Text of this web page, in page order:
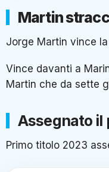
Martin
Jorge Martin vince
Vince davanti a
Martin che da sette
Assegnato il
Primo titolo 2023